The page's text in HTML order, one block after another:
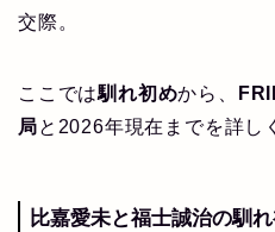
交際。
ここでは馴れ初めから、
局と2026年現在までを詳し
比嘉愛未と福士誠治の馴